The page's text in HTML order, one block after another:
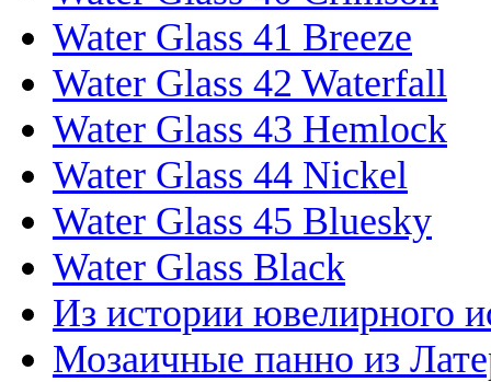
Water Glass 41 Breeze
Water Glass 42 Waterfall
Water Glass 43 Hemlock
Water Glass 44 Nickel
Water Glass 45 Bluesky
Water Glass Black
Из истории ювелирного
Мозаичные панно из